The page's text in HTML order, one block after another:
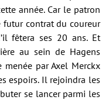
année. Car le patron
futur contrat du coureur
fêtera ses 20 ans. Et
au sein de Hagens
menée par Axel Merckx
espoirs. Il rejoindra les
se lancer parmi les